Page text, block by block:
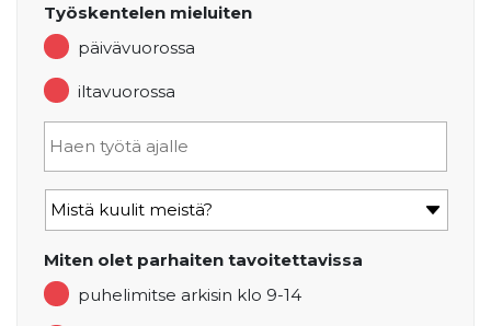
Työskentelen mieluiten
päivävuorossa
iltavuorossa
Miten olet parhaiten tavoitettavissa
puhelimitse arkisin klo 9-14